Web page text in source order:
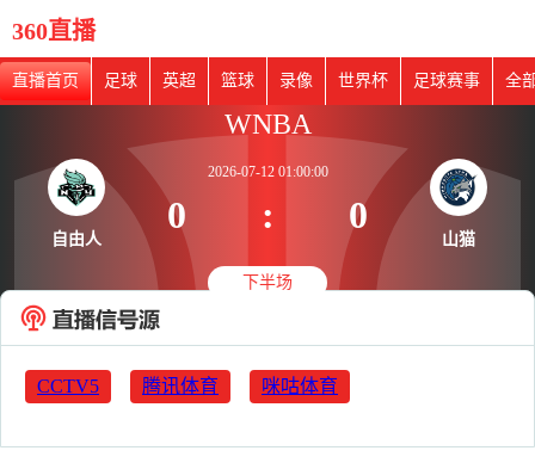
360直播
直播首页 足球 英超 篮球 录像 世界杯 足球赛事 全
自由人
WNBA
2026-07-12 01:00:00
0 : 0
下半场
山猫
CCTV5 腾讯体育 咪咕体育